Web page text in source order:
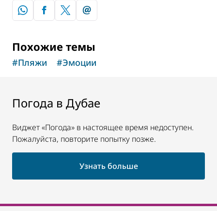
Похожие темы
#Пляжи #Эмоции
Погода в Дубае
Виджет «Погода» в настоящее время недоступен.
Пожалуйста, повторите попытку позже.
Узнать больше